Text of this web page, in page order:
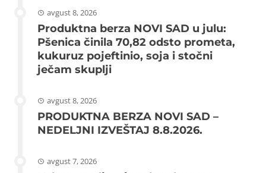
avgust 8, 2026
Produktna berza NOVI SAD u julu:
Pšenica činila 70,82 odsto prometa,
kukuruz pojeftinio, soja i stočni
ječam skuplji
avgust 8, 2026
PRODUKTNA BERZA NOVI SAD –
NEDELJNI IZVEŠTAJ 8.8.2026.
avgust 7, 2026